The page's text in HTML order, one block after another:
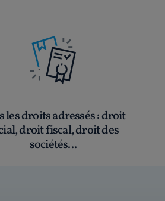
les droits adressés: droit
droit fiscal, droit des
sociétés...